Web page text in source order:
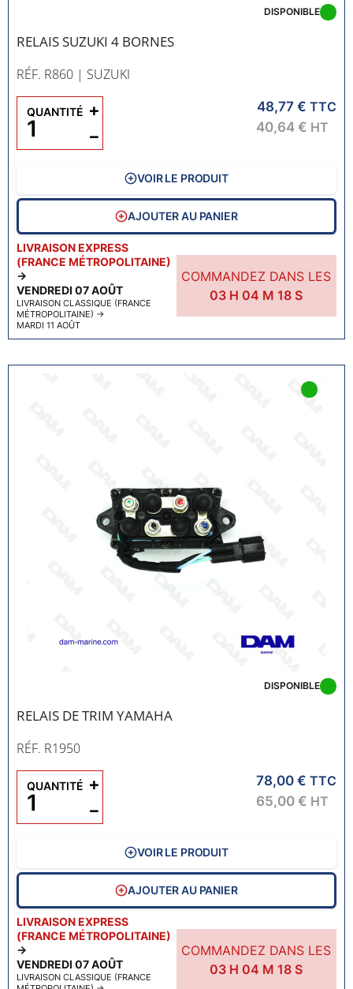
RELAIS SUZUKI 4 BORNES
RÉF. R860 | SUZUKI
LIVRAISON EXPRESS
(FRANCE MÉTROPOLITAINE)
→
VENDREDI 07 AOÛT
LIVRAISON CLASSIQUE (FRANCE
MÉTROPOLITAINE) →
MARDI 11 AOÛT
COMMANDEZ DANS LES
03 H 04 M17S
DISPONIBLE
48,77 € TTC
40,64 € HT
QUANTITÉ
−
+
VOIR LE PRODUIT
AJOUTER AU PANIER
RELAIS DE TRIM YAMAHA
RÉF. R1950
LIVRAISON EXPRESS
(FRANCE MÉTROPOLITAINE)
→
VENDREDI 07 AOÛT
LIVRAISON CLASSIQUE (FRANCE
COMMANDEZ DANS LES
03 H 04 M17S
DISPONIBLE
78,00 € TTC
65,00 € HT
QUANTITÉ
−
+
VOIR LE PRODUIT
AJOUTER AU PANIER